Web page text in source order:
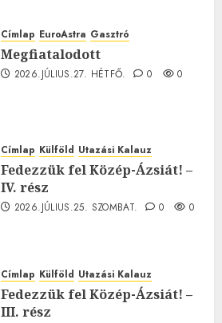
Címlap EuroAstra Gasztró
Megfiatalodott
2026.JÚLIUS.27. HÉTFŐ. 0 0
Címlap Külföld Utazási Kalauz
Fedezzük fel Közép-Ázsiát! –
IV. rész
2026.JÚLIUS.25. SZOMBAT. 0 0
Címlap Külföld Utazási Kalauz
Fedezzük fel Közép-Ázsiát! –
III. rész